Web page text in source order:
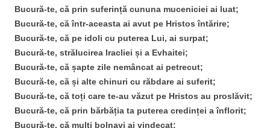
Bucură-te, că prin suferință cununa muceniciei ai luat;
Bucură-te, că într-aceasta ai avut pe Hristos întărire;
Bucură-te, că pe idoli cu puterea Lui, ai surpat;
Bucură-te, strălucirea Iracliei și a Evhaitei;
Bucură-te, că șapte zile nemâncat ai petrecut;
Bucură-te, că și alte chinuri cu răbdare ai suferit;
Bucură-te, că toți care te-au văzut pe Hristos au proslăvit;
Bucură-te, că prin bărbăția ta puterea credinței a înflorit;
Bucură-te, că mulți bolnavi ai vindecat;